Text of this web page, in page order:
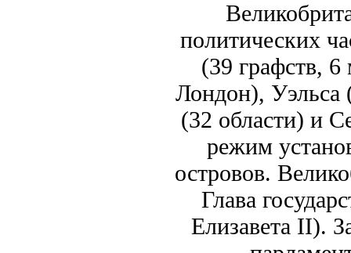
политических
(39 графств,
Лондон), Уэльса
(32 области) и
режим
островов.
Глава
Елизавета II).